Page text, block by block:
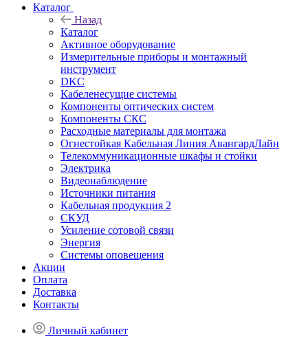
Каталог
Назад
Каталог
Активное оборудование
Измерительные приборы и монтажный
инструмент
DKC
Кабеленесущие системы
Компоненты оптических систем
Компоненты СКС
Расходные материалы для монтажа
Огнестойкая Кабельная Линия АвангардЛайн
Телекоммуникационные шкафы и стойки
Электрика
Видеонаблюдение
Источники питания
Кабельная продукция 2
СКУД
Усиление сотовой связи
Энергия
Системы оповещения
Акции
Оплата
Доставка
Контакты
Личный кабинет